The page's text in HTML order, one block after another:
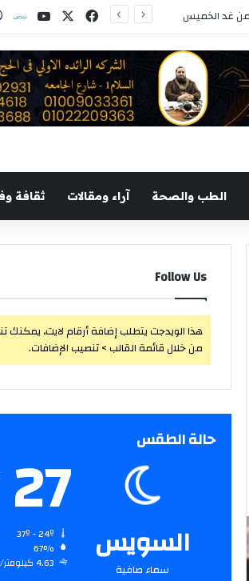
فيسبوك
‫X
الطب والصحة آراء ومقالات ثقافة
Follow Us
هذا الويدجت يتطلب إضافة أرقام لايت، يمكنك
من خلال قائمة القالب > تنصيب الإضافات.
حالة الطقس
السويس
سماء صافية
27
67%
4.63 كيلومتر/ساعة